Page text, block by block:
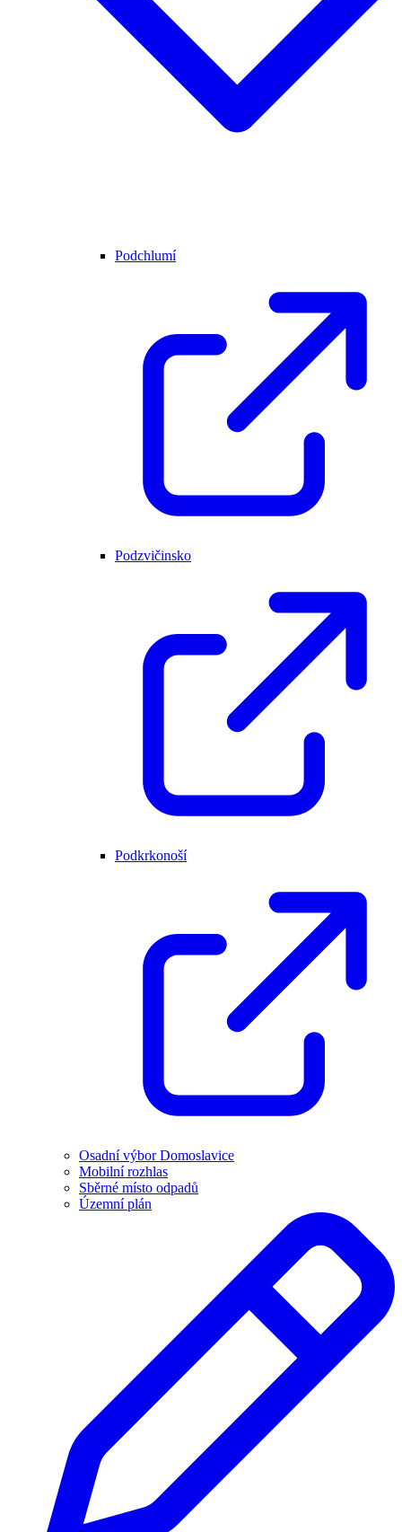
Podchlumí
Podzvičinsko
Podkrkonoší
Osadní výbor Domoslavice
Mobilní rozhlas
Sběrné místo odpadů
Územní plán